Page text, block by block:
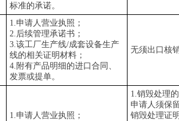
标准的承诺。
1.申请人营业执照；
2.后续管理承诺书；
3.该工厂生产线/成套设备生产
线的相关证明材料；
4. 附有产品明细的进口合同、
发票或提单。
无须出口核
1.申请人营业执照；
1.销毁处理的
申请人须保
销毁处理证明